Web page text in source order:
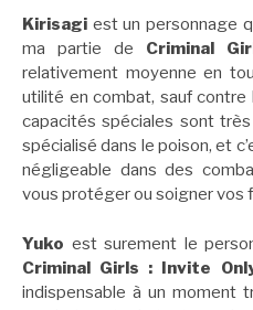
Kirisagi est un personnage
ma partie de Criminal
relativement moyenne en
utilité en combat, sauf
capacités spéciales sont
spécialisé dans le poison, et
négligeable dans des
vous protéger ou soigner vos
Yuko est surement le
Criminal Girls : Invite
indispensable à un moment